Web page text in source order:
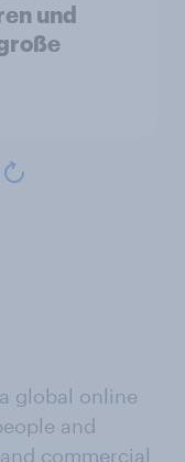
und
global online
and
commercial